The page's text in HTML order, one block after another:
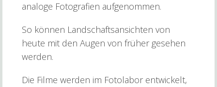
analoge Fotografien aufgenommen.
So können Landschaftsansichten von
heute mit den Augen von früher gesehen
werden.
Die Filme werden im Fotolabor entwickelt,